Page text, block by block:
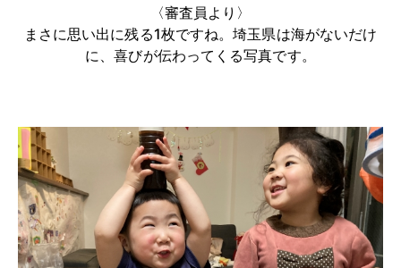
〈審査員より〉
まさに思い出に残る1枚ですね。埼玉県は海がないだけ
に、喜びが伝わってくる写真です。